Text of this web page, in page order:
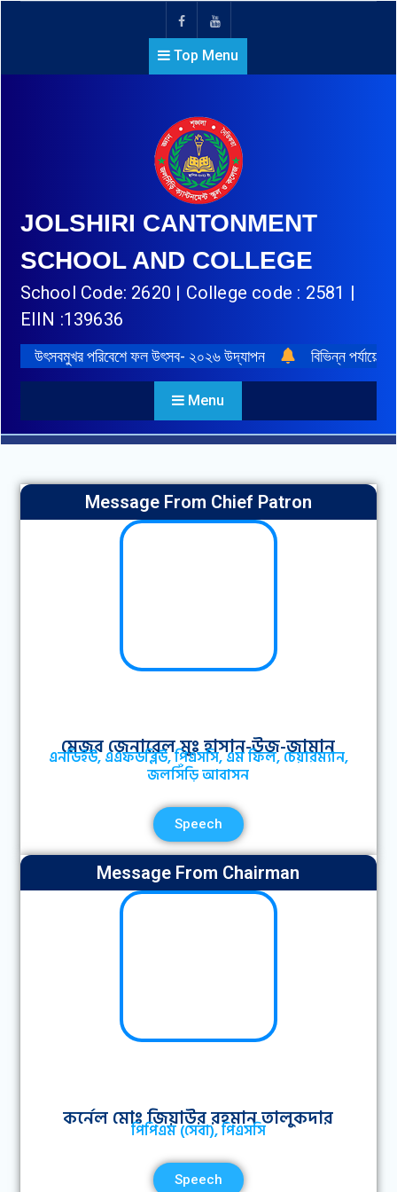
Top Menu
JOLSHIRI CANTONMENT
SCHOOL AND COLLEGE
School Code: 2620 | College code : 2581 |
EIIN :139636
উৎসবমুখর পরিবেশে ফল উৎসব- ২০২৬ উদ্‌যাপন বিভিন্ন পর্যায়ে
Menu
Message From Chief Patron
মেজর জেনারেল মুঃ হাসান-উজ-জামান
এনডিইউ, এএফডব্লিউ, পিএসসি, এম ফিল, চেয়ারম্যান,
জলসিঁড়ি আবাসন
Speech
Message From Chairman
কর্নেল মোঃ জিয়াউর রহমান তালুকদার
পিপিএম (সেবা), পিএসসি
Speech